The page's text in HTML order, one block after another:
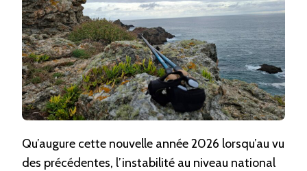
Qu’augure cette nouvelle année 2026 lorsqu’au vu
des précédentes, l’instabilité au niveau national